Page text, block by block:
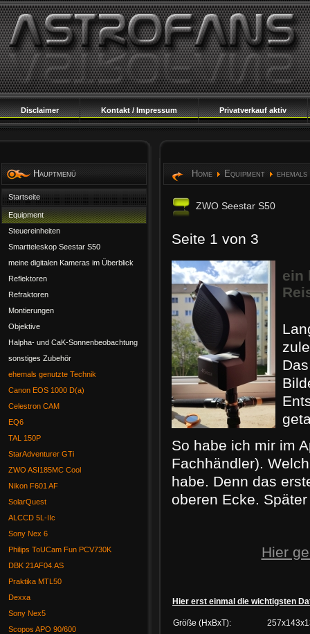
Disclaimer Kontakt / Impressum Privatverkauf aktiv
Hauptmenü
Startseite
Equipment
Steuereinheiten
Smartteleskop Seestar S50
meine digitalen Kameras im Überblick
Reflektoren
Refraktoren
Montierungen
Objektive
Halpha- und CaK-Sonnenbeobachtung
sonstiges Zubehör
ehemals genutzte Technik
Canon EOS 1000 D(a)
Celestron CAM
EQ6
TAL 150P
StarAdventurer GTi
ZWO ASI185MC Cool
Nikon F601 AF
SolarQuest
ALCCD 5L-IIc
Sony Nex 6
Philips ToUCam Fun PCV730K
DBK 21AF04.AS
Praktika MTL50
Dexxa
Sony Nex5
Scopos APO 90/600
Home Equipment
ZWO Seestar S50
Seite 1 von 3
ein
So habe ich mir im
Fachhändler).
habe. Denn das
oberen Ecke.
Hier
Hier erst einmal die wichtigsten
Größe (HxBxT):